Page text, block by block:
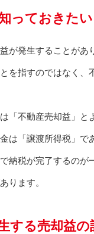
っておきた
が発生することがあ
を指すのではなく
「不動産売却益」と
は「譲渡所得税」で
納税が完了するの
ります。
する売却益の